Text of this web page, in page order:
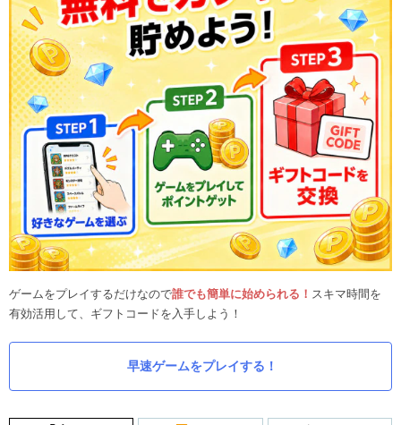
ゲームをプレイするだけなので誰でも簡単に始められる！ スキマ時間を
有効活用して、ギフトコードを入手しよう！
早速ゲームをプレイする！